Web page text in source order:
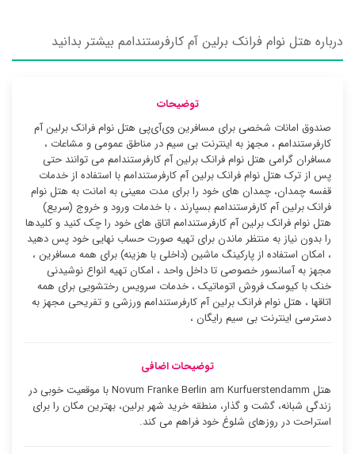
درباره هتل نوام فرانک برلین آم کارفرستندامم بیشتر بدانید
توضیحات
صندوق امانات شخصی برای مسافرین وی‌آی‌پی هتل نوام فرانک برلین آم
کارفرستندامم ، مجهز به اینترنت بی سیم در مناطق عمومی و مشاعات ،
مسافران گرامی هتل نوام فرانک برلین آم کارفرستندامم می توانند حتی
پس از ترک هتل نوام فرانک برلین آم کارفرستندامم با استفاده از خدمات
قفسه چمدان، چمدان های خود را برای مدت معینی به امانت به هتل نوام
فرانک برلین آم کارفرستندامم بسپارند ، با خدمات ورود و خروج (سریع)
هتل نوام فرانک برلین آم کارفرستندامم اتاق های خود را چک کنید و کلیدها
را بدون نیاز به منتظر ماندن برای تهیه صورت حساب نهایی خود پس دهید
، امکان استفاده از پارکینگ ماشین (داخلی با هزینه) برای همه مسافرین ،
مجهز به آسانسور خصوصی تا داخل واحد ، امکان تهیه انواع نوشیدنی
خنک با کیوسک فروش اتوماتیک ، خدمات سرویس رختشویی برای همه
اتاقها ، هتل نوام فرانک برلین آم کارفرستندامم ورزشی و تفریحی مجهز به
دسترسی اینترنت بی سیم رایگان ،
توضیحات اضافی
هتل Novum Franke Berlin am Kurfuerstendamm با موقعیت خوبی در
زندگی شبانه، گشت و گذار، منطقه خرید شهر برلین، بهترین مکان را برای
استراحت در روزهای شلوغ خود فراهم می کند.